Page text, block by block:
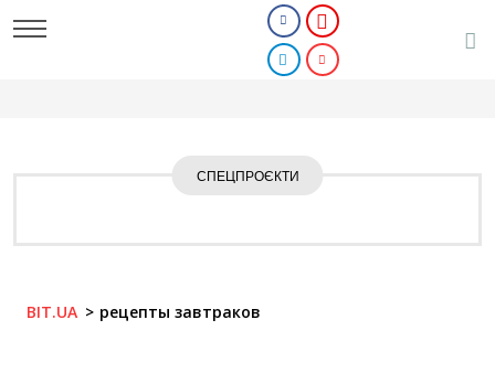
СПЕЦПРОЄКТИ
BIT.UA рецепты завтраков